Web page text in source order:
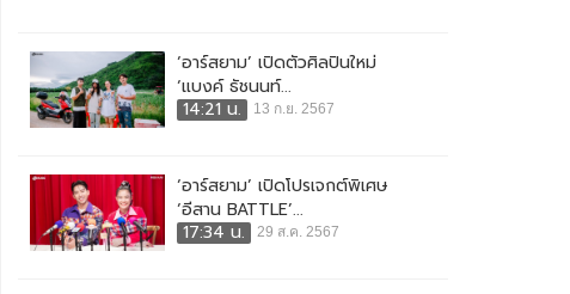
‘อาร์สยาม’ เปิดตัวศิลปินใหม่
‘แบงค์ ธัชนนท์...
14:21 น.
13 ก.ย. 2567
‘อาร์สยาม’ เปิดโปรเจกต์พิเศษ
‘อีสาน BATTLE’...
17:34 น.
29 ส.ค. 2567